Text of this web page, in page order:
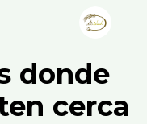
donde
cerca